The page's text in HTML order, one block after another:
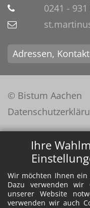
Ihre
Wir möchten Ihnen ein
Dazu verwenden wir
unserer Website
verwenden wir auch
0241 -
Adressen,
© Bistum Aachen